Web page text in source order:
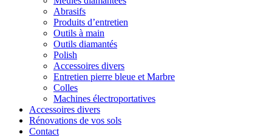
Abrasifs
Produits d’entretien
Outils à main
Outils diamantés
Polish
Accessoires divers
Entretien pierre bleue et Marbre
Colles
Machines électroportatives
Accessoires divers
Rénovations de vos sols
Contact